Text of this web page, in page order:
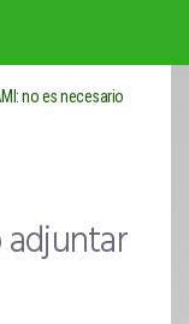
no es necesario
adjuntar